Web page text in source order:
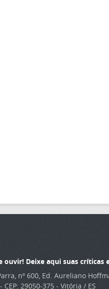
ouvir! Deixe aqui suas críticas
nº 600, Ed. Aureliano
CEP: 29050-375 - Vitória / ES